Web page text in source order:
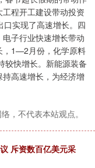
程开工建设带动投资
实现了高速增长。四
子行业快速增长带动
，1—2月份，化学原料
较快增长。新能源装备
高速增长，为经济增
，不代表本站观点。
斥资数百亿美元采